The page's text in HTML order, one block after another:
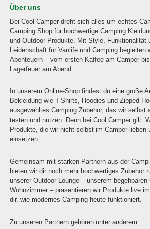
Über uns
Bei Cool Camper dreht sich alles um echtes
Camping Shop für hochwertige Camping
und Outdoor-Produkte. Mit Style, Funktionalität
Leidenschaft für Vanlife und Camping begleiten
Abenteuern – vom ersten Kaffee am Camper
Lagerfeuer am Abend.
In unserem Online-Shop findest du eine große
Bekleidung wie T-Shirts, Hoodies und Zipped
ausgewähltes Camping Zubehör, das wir selbst
testen und nutzen. Denn bei Cool Camper gilt:
Produkte, die wir nicht selbst im Camper lieben
einsetzen.
Gemeinsam mit starken Partnern aus der
bieten wir dir noch mehr hochwertiges Zubehör
unserer Outdoor Lounge – unserem begehbaren
Wohnzimmer – präsentieren wir Produkte live
dir, wie modernes Camping heute funktioniert.
Zu unseren Partnern gehören unter anderem: